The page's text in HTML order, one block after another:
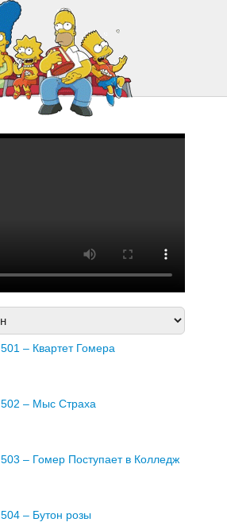
521 – Возлюбленный леди Бувье
501 – Квартет Гомера
502 – Мыс Страха
503 – Гомер Поступает в Колледж
504 – Бутон розы